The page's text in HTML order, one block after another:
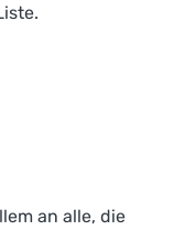
an alle, die